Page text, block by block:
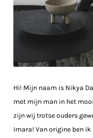
Hi! Mijn naam is Nikya
met mijn man in het
zijn wij trotse ouders
Imara! Van origine ben